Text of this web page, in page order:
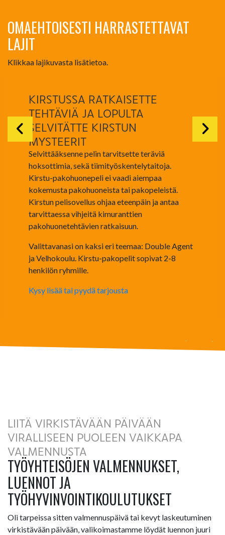
OMAEHTOISESTI HARRASTETTAVAT
LAJIT
Klikkaa lajikuvasta lisätietoa.
KIRSTUSSA RATKAISETTE
TEHTÄVIÄ JA LOPULTA
SELVITÄTTE KIRSTUN
MYSTEERIT
Selvittääksenne pelin tarvitsette teräviä
hoksottimia, sekä tiimityöskentelytaitoja.
Kirstu-pakohuonepeli ei vaadi aiempaa
kokemusta pakohuoneista tai pakopeleistä.
Kirstun pelisovellus ohjaa eteenpäin ja antaa
tarvittaessa vihjeitä kimuranttien
pakohuonetehtävien ratkaisuun.
Valittavanasi on kaksi eri teemaa: Double Agent
ja Velhokoulu. Kirstu-pakopelit sopivat 2-8
henkilön ryhmille.
Kysy lisää tai pyydä tarjousta
LIITÄ VIRKISTÄVÄÄN PÄIVÄÄN
VIRALLISEEN PUOLEEN VAIKKAPA
VALMENNUSTA
TYÖYHTEISÖJEN VALMENNUKSET,
LUENNOT JA
TYÖHYVINVOINTIKOULUTUKSET
Oli tarpeissa sitten valmennuspäivä tai kevyt laskeutuminen
virkistävään päivään, valikoimastamme löydät luennon juuri